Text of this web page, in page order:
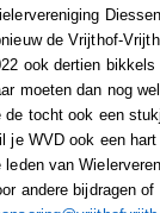
de Vrijthof-
ook dertien
moeten dan nog
de tocht ook een
je WVD ook een
leden van
andere bijdragen